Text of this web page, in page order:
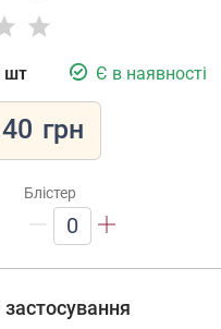
шт Є в наявності
грн
Блістер
0
застосування